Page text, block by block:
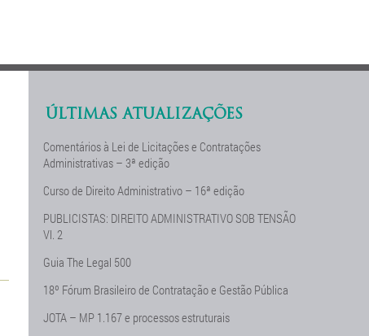
ÚLTIMAS ATUALIZAÇÕES
Comentários à Lei de Licitações e Contratações
Administrativas – 3ª edição
Curso de Direito Administrativo – 16ª edição
PUBLICISTAS: DIREITO ADMINISTRATIVO SOB TENSÃO
Vl. 2
Guia The Legal 500
18º Fórum Brasileiro de Contratação e Gestão Pública
JOTA – MP 1.167 e processos estruturais